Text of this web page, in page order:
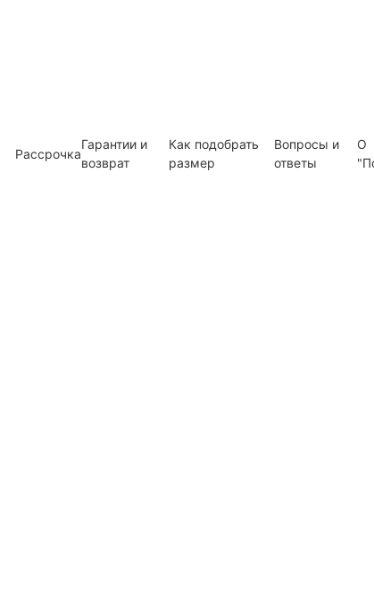
Рассрочка
Гарантии и
возврат
Как подобрать
размер
Вопросы и
ответы
О